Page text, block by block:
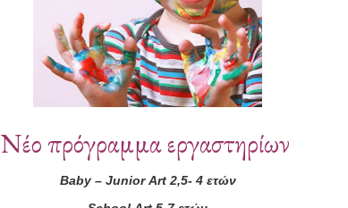
Συνεργάτες
Νέο πρόγραμμα εργαστηρίων
Baby– Junior Art2,5- 4 ετών